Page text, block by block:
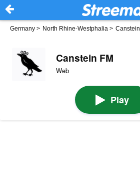
Germany > North Rhine-Westphalia > Canstein
Canstein FM
Web
Play